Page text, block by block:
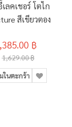
เลคเชอร์ โตไก
สีเขียวตอง
฿
1,629.00 ฿
ในตะกร้า